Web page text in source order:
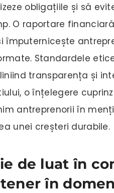
obligațiile și să
O raportare
împuternicește
Standardele
transparența și
o înțelegere
antreprenorii în
unei creșteri durabile.
de luat în
în